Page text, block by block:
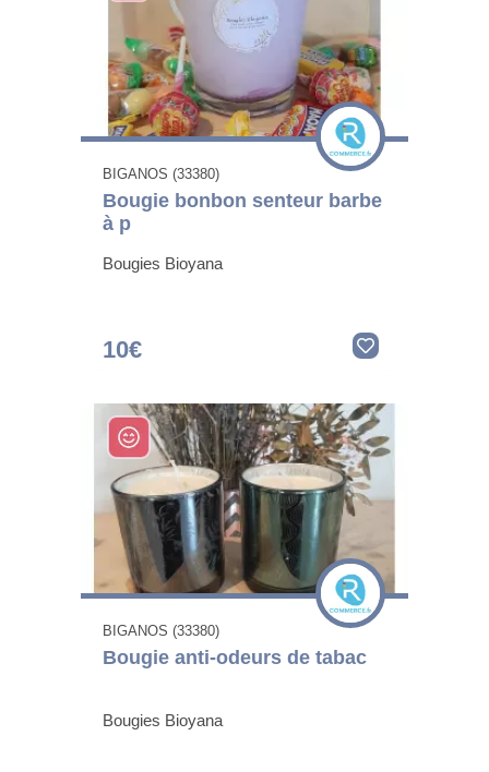
BIGANOS (33380)
Bougie bonbon senteur barbe
à p
Bougies Bioyana
10€
BIGANOS (33380)
Bougie anti-odeurs de tabac
Bougies Bioyana